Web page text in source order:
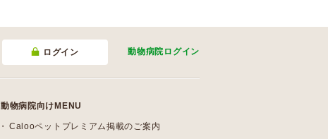
ログイン 動物病院 ログイン
動物病院向けMENU
Calooペットプレミアム掲載のご案内